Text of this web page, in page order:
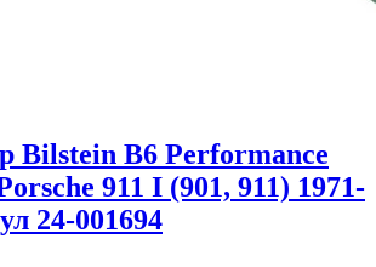
Bilstein B6 Performance
911 I (901, 911) 1971-
24-001694